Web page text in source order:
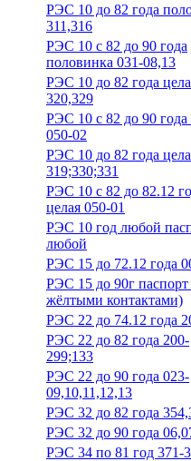
РЭС 10 до 82 года
311,316
РЭС 10 с 82 до 90 года
половинка 031-08,13
РЭС 10 до 82 года
320,329
РЭС 10 с 82 до 90 года
050-02
РЭС 10 до 82 года
319;330;331
РЭС 10 с 82 до 82.12
целая 050-01
РЭС 10 год любой
любой
РЭС 15 до 72.12 года
РЭС 15 до 90г паспорт
жёлтыми контактами)
РЭС 22 до 74.12 года
РЭС 22 до 82 года 200-
299;133
РЭС 22 до 90 года 023-
09,10,11,12,13
РЭС 32 до 82 года
РЭС 32 до 90 года
РЭС 34 по 81 год 371-